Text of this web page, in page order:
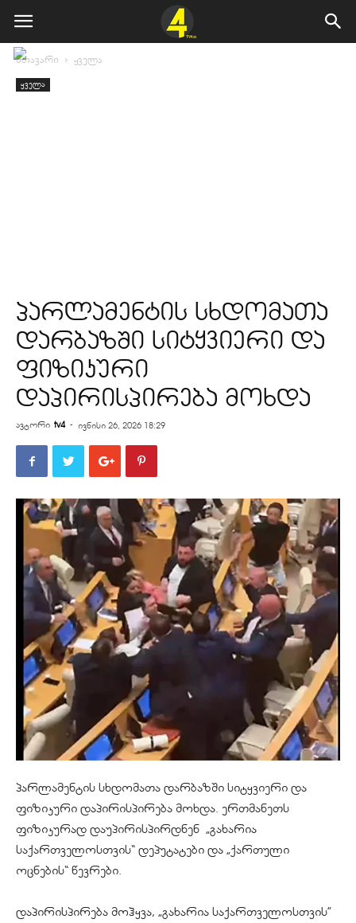
მთავარი ყველა
ყველა
პარლამენტის სხდომათა
დარბაზში სიტყვიერი და
ფიზიკური
დაპირისპირება მოხდა
ავტორი tv4 - ივნისი 26, 2026 18:29
პარლამენტის სხდომათა დარბაზში სიტყვიერი და
ფიზიკური დაპირისპირება მოხდა. ერთმანეთს
ფიზიკურად დაუპირისპირდნენ „გახარია
საქართველოსთვის“ დეპუტატები და „ქართული
ოცნების“ წევრები.
დაპირისპირება მოჰყვა, „გახარია საქართველოსთვის”